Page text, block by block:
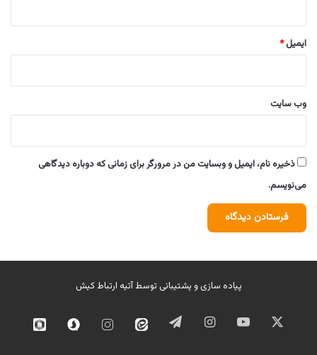
ایمیل*
وب‌ سایت
ذخیره نام، ایمیل و وبسایت من در مرورگر برای زمانی که دوباره دیدگاهی
می‌نویسم.
پیاده سازی و پشتیبانی توسطآتیه ارتباط کیش
ایکس یوتیوب اینستاگرامتلگرام ایتا
اینستاگرامسروش